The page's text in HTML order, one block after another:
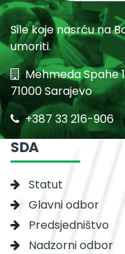
Sile koje nasrću na
umoriti.
Mehmeda Spahe
71000 Sarajevo
+387 33 216-906
SDA
Statut
Glavni odbor
Predsjedništvo
Nadzorni odbor